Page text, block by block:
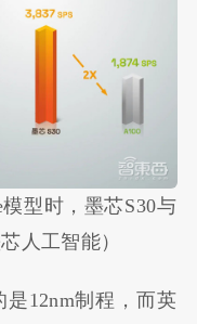
模型时，墨芯S30与
人工智能）
12nm制程，而英